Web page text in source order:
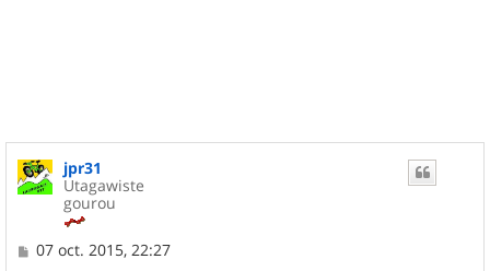
jpr31
Utagawiste
gourou
M
07 oct. 2015, 22:27